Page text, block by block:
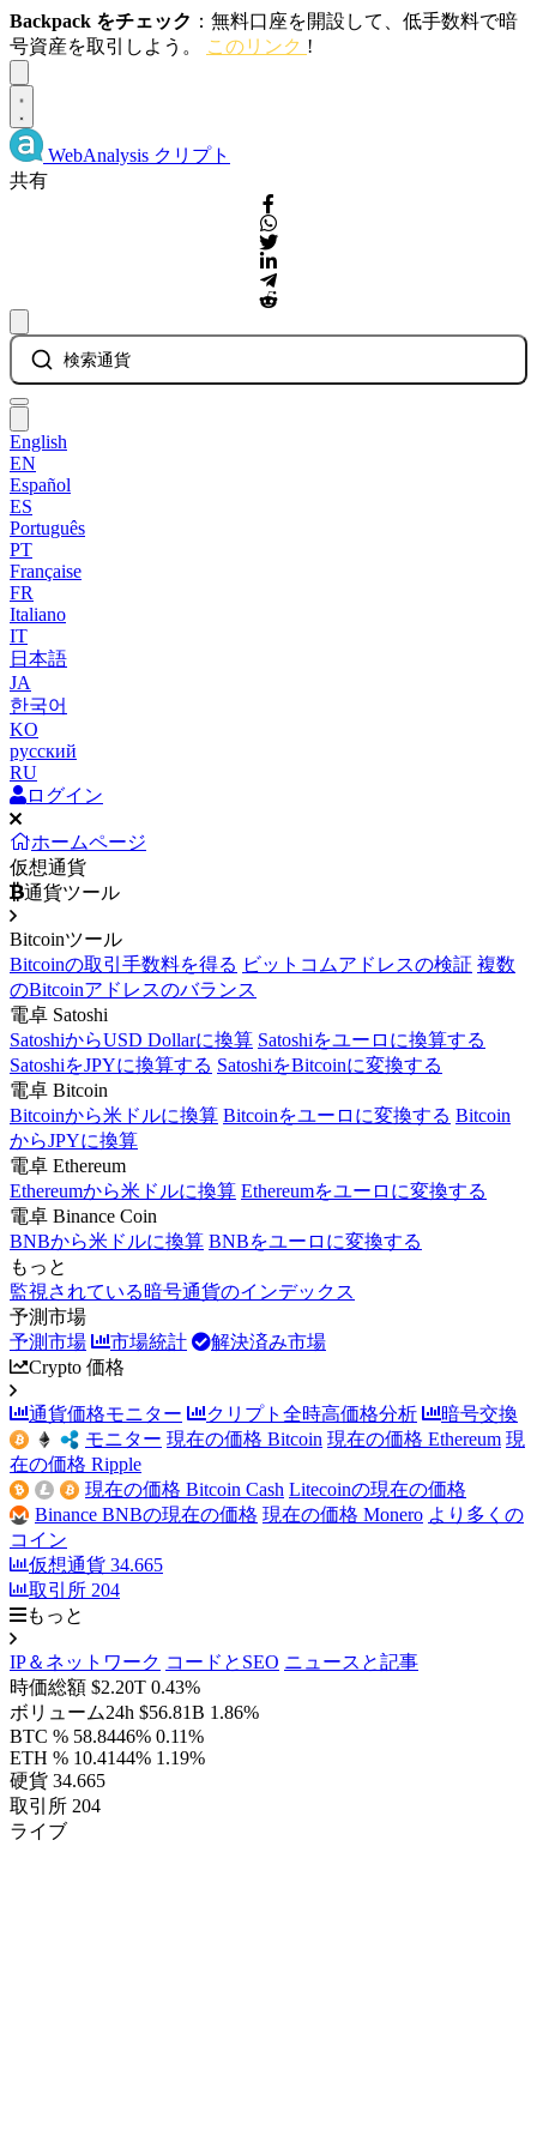
Backpack をチェック ：無料口座を開設して、低手数料で暗
号資産を取引しよう。
このリンク !
WebAnalysis クリプト
共有
検索通貨
English
EN
Español
ES
Português
PT
Française
FR
Italiano
IT
日本語
JA
한국어
KO
русский
RU
ログイン
ホームページ
仮想通貨
通貨ツール
Bitcoinツール
Bitcoinの取引手数料を得る ビットコムアドレスの検証 複数
のBitcoinアドレスのバランス
電卓 Satoshi
SatoshiからUSD Dollarに換算 Satoshiをユーロに換算する
SatoshiをJPYに換算する SatoshiをBitcoinに変換する
電卓 Bitcoin
Bitcoinから米ドルに換算 Bitcoinをユーロに変換する Bitcoin
からJPYに換算
電卓 Ethereum
Ethereumから米ドルに換算 Ethereumをユーロに変換する
電卓 Binance Coin
BNBから米ドルに換算 BNBをユーロに変換する
もっと
監視されている暗号通貨のインデックス
予測市場
予測市場
市場統計
解決済み市場
Crypto 価格
通貨価格モニター クリプト全時高価格分析
暗号交換
モニター 現在の価格 Bitcoin 現在の価格 Ethereum 現
在の価格 Ripple
現在の価格 Bitcoin Cash Litecoinの現在の価格
Binance BNBの現在の価格 現在の価格 Monero より多くの
コイン
仮想通貨 34.665
取引所 204
もっと
IP＆ネットワーク コードとSEO ニュースと記事
時価総額 $2.20T 0.43%
ボリューム24h $56.81B 1.86%
BTC % 58.8446% 0.11%
ETH % 10.4144% 1.19%
硬貨 34.665
取引所 204
ライブ